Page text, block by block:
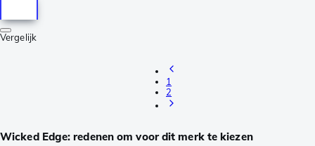
Vergelijk
1
2
Wicked Edge: redenen om voor dit merk te kiezen